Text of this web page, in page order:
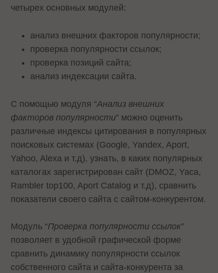
четырех основных модулей:
анализ внешних факторов популярности;
проверка популярности ссылок;
проверка позиций сайта;
анализ индексации сайта.
С помощью модуля “Анализ внешних
факторов популярности” можно оценить
различные индексы цитирования в популярных
поисковых системах (Google, Yandex, Aport,
Yahoo, Alexa и т.д), узнать, в каких популярных
каталогах зарегистрирован сайт (DMOZ, Yaca,
Rambler top100, Aport Catalog и т.д), сравнить
показатели своего сайта с сайтом-конкурентом.
Модуль “Проверка популярности ссылок”
позволяет в удобной графической форме
сравнить динамику популярности ссылок
собственного сайта и сайта-конкурента за